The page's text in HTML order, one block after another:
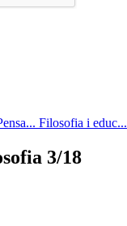
Filosofia i educ...
3/18